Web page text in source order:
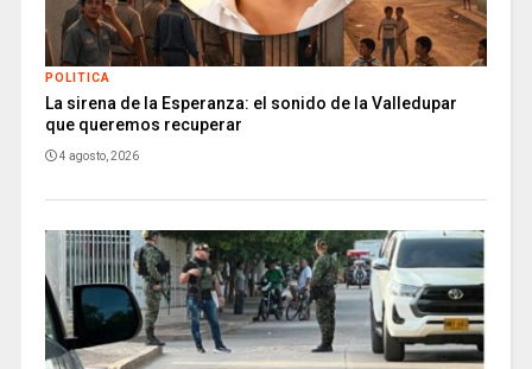
POLITICA
La sirena de la Esperanza: el sonido de la Valledupar
que queremos recuperar
4 agosto, 2026